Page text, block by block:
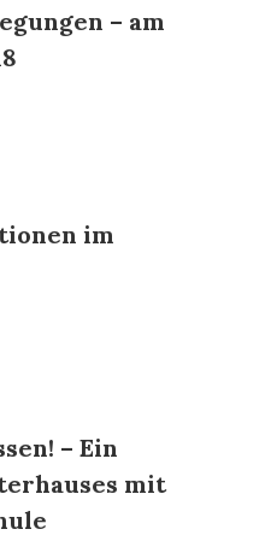
– am
im
– Ein
mit